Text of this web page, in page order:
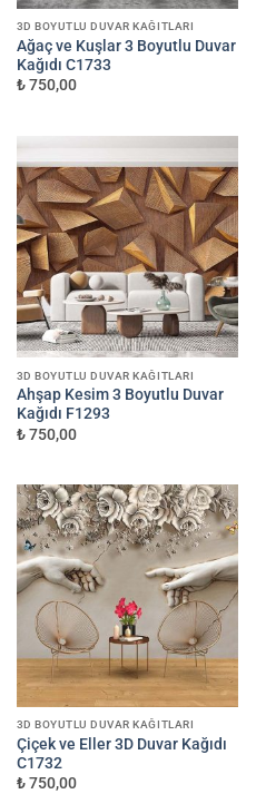
3D BOYUTLU DUVAR KAĞITLARI
Ağaç ve Kuşlar 3 Boyutlu Duvar
Kağıdı C1733
₺ 750,00
3D BOYUTLU DUVAR KAĞITLARI
Ahşap Kesim 3 Boyutlu Duvar
Kağıdı F1293
₺ 750,00
3D BOYUTLU DUVAR KAĞITLARI
Çiçek ve Eller 3D Duvar Kağıdı
C1732
₺ 750,00